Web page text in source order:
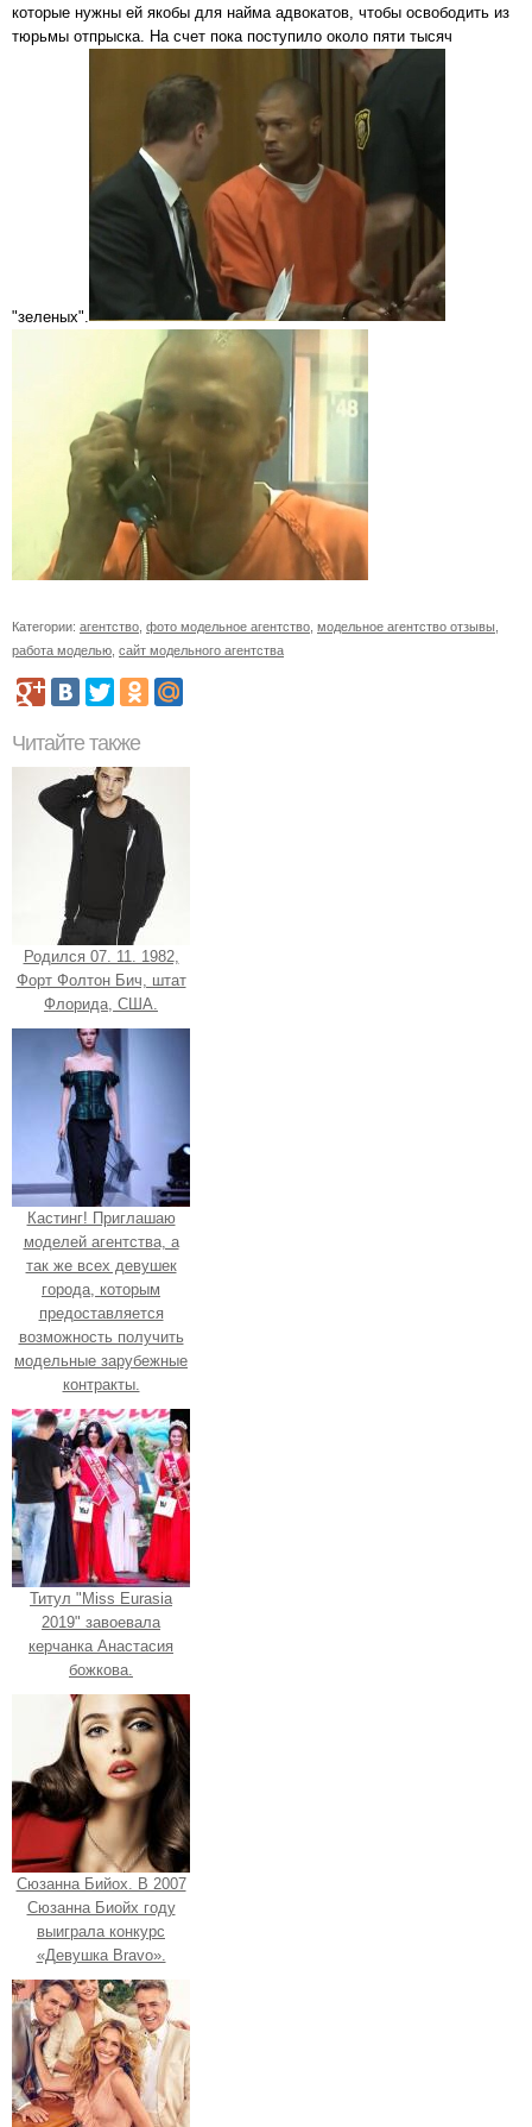
которые нужны ей якобы для найма адвокатов, чтобы освободить из
тюрьмы отпрыска. На счет пока поступило около пяти тысяч
"зеленых".
Категории: агентство фото модельное агентство модельное агентство отзывы
работа моделью сайт модельного агентства
Читайте также
Родился 07. 11. 1982,
Форт Фолтон Бич, штат
Флорида, США.
Кастинг! Приглашаю
моделей агентства, а
так же всех девушек
города, которым
предоставляется
возможность получить
модельные зарубежные
контракты.
Титул "Miss Eurasia
2019" завоевала
керчанка Анастасия
божкова.
Сюзанна Бийох. В 2007
Сюзанна Биойх году
выиграла конкурс
«Девушка Bravo».